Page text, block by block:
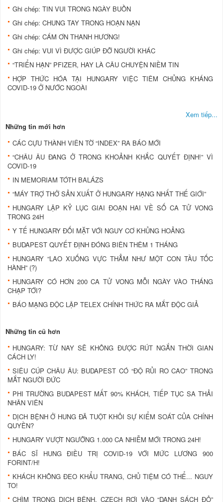
Ghi chép: TIN VUI TRONG NGÀY BUỒN
Ghi chép: CHUNG TAY TRONG HOẠN NẠN
Ghi chép: CÁM ƠN THANH HƯƠNG!
Ghi chép: VUI VÌ ĐƯỢC GIÚP ĐỠ NGƯỜI KHÁC
“TRIỂN HẠN” PFIZER, HAY LÀ CÂU CHUYỆN NIỀM TIN
HỢP THỨC HÓA TẠI HUNGARY VIỆC TIÊM CHỦNG KHÁNG
COVID-19 Ở NƯỚC NGOÀI
Xem tiếp...
Những tin mới hơn
CÁC CỰU THÀNH VIÊN TỜ “INDEX” RA BÁO MỚI
“CHÂU ÂU ĐANG Ở TRONG KHOẢNH KHẮC QUYẾT ĐỊNH!” VÌ
COVID-19
IN MEMORIAM TÓTH BALÁZS
“MÁY TRỢ THỞ SẢN XUẤT Ở HUNGARY HẠNG NHẤT THẾ GIỚI”
HUNGARY LẬP KỶ LỤC GIAI ĐOẠN HAI VỀ SỐ CA TỬ VONG
TRONG 24H
Y TẾ HUNGARY ĐỐI MẶT VỚI NGUY CƠ KHỦNG HOẢNG
BUDAPEST QUYẾT ĐỊNH ĐÓNG BIÊN THÊM 1 THÁNG
HUNGARY “LAO XUỐNG VỰC THẲM NHƯ MỘT CON TẦU TỐC
HÀNH” (?)
HUNGARY CÓ HƠN 200 CA TỬ VONG MỖI NGÀY VÀO THÁNG
CHẠP TỚI?
BÁO MẠNG ĐỘC LẬP TELEX CHÍNH THỨC RA MẮT ĐỘC GIẢ
Những tin cũ hơn
HUNGARY: TỪ NAY SẼ KHÔNG ĐƯỢC RÚT NGẮN THỜI GIAN
CÁCH LY!
SIÊU CÚP CHÂU ÂU: BUDAPEST CÓ “ĐỘ RỦI RO CAO” TRONG
MẮT NGƯỜI ĐỨC
PHI TRƯỜNG BUDAPEST MẤT 90% KHÁCH, TIẾP TỤC SA THẢI
NHÂN VIÊN
DỊCH BỆNH Ở HUNG ĐÃ TUỘT KHỎI SỰ KIỂM SOÁT CỦA CHÍNH
QUYỀN?
HUNGARY VƯỢT NGƯỠNG 1.000 CA NHIỄM MỚI TRONG 24H!
BÁC SĨ HUNG ĐIỀU TRỊ COVID-19 VỚI MỨC LƯƠNG 900
FORINT/H!
KHÁCH KHÔNG ĐEO KHẨU TRANG, CHỦ TIỆM CÓ THỂ... NGUY
TO!
CHÌM TRONG DỊCH BỆNH, CZECH RƠI VÀO “DANH SÁCH ĐỎ”